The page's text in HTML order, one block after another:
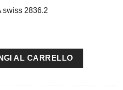
swiss 2836.2
oro argento roman oyster
AL CARRELLO